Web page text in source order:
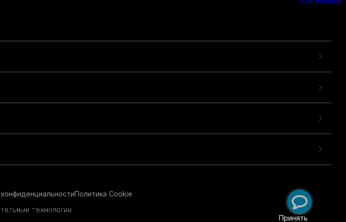
Политика Cookie
технологии
предоставления вам лучшего пользовательского опыта
Принять